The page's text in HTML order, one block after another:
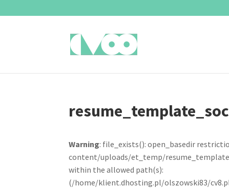
Warning: file_exists(): open_basedir
content/uploads/et_temp/
within the allowed path(s):
(/home/klient.dhosting.pl/olszowski83/